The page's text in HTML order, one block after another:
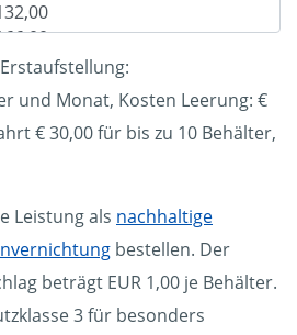
und Monat, Kosten Leerung: €
€ 30,00 für bis zu 10 Behälter,
Leistung als nachhaltige
bestellen. Der
beträgt EUR 1,00 je Behälter.
3 für besonders